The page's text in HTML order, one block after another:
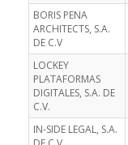
BORIS PENA
ARCHITECTS, S.A.
DE C.V
LOCKEY
PLATAFORMAS
DIGITALES, S.A. DE
C.V.
IN-SIDE LEGAL, S.A.